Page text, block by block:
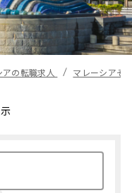
の転職求人 マレーシアそ